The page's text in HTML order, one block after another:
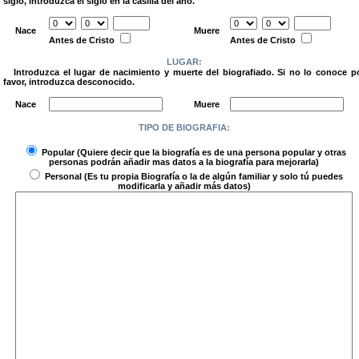
Nace
Antes de Cristo
Muere
Antes de Cristo
LUGAR:
Introduzca el lugar de nacimiento y muerte del biografiado. Si no lo conoce
favor, introduzca desconocido.
Nace
Muere
TIPO DE BIOGRAFIA:
Popular(Quiere decir que la biografía es de una persona popular y otras
personas podrán añadir mas datos a la biografía para mejorarla)
Personal(Es tu propia Biografía o la de algún familiar y solo tú puedes
modificarla y añadir más datos)